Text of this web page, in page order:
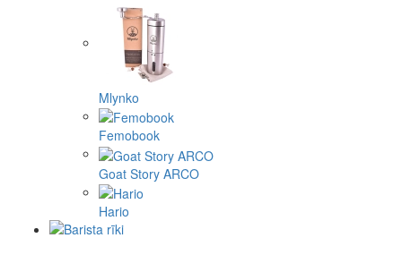
Mlynko
Femobook
Goat Story ARCO
Hario